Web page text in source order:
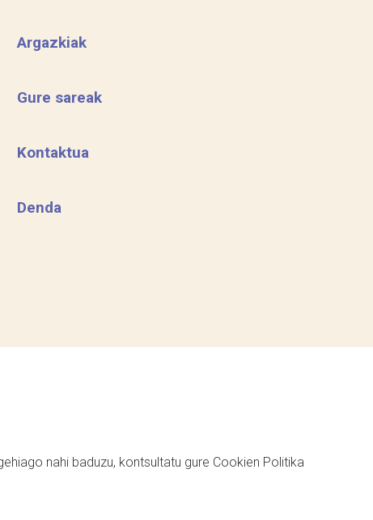
Argazkiak
Gure sareak
Kontaktua
Denda
nahi baduzu, kontsultatu gure Cookien Politika